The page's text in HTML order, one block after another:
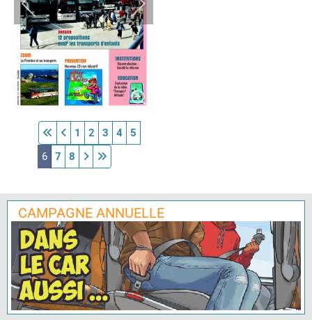
1 2 3 4
5
6
7 8
CAMPAGNE ANNUELLE